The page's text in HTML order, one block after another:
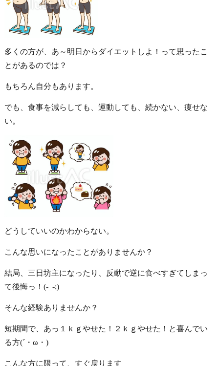
多くの方が、あ～明日からダイエットしよ！って思ったこ
とがあるのでは？
もちろん自分もあります。
でも、食事を減らしても、運動しても、続かない、痩せな
い。
どうしていいのかわからない。
こんな思いになったことがありませんか？
結局、三日坊主になったり、反動で逆に食べすぎてしまっ
て後悔っ！(-_-;)
そんな経験ありませんか？
短期間で、あっ１ｋｇやせた！２ｋｇやせた！と喜んでい
る方(´・ω・)
こんな方に限って、すぐ戻ります